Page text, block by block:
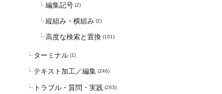
編集記号 (2)
縦組み・横組み (2)
高度な検索と置換 (101)
ターミナル (1)
テキスト加工／編集 (246)
トラブル・質問・実践 (263)